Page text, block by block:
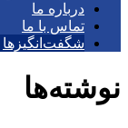
درباره ما
تماس با ما
شگفت‌انگیزها
نوشته‌ها